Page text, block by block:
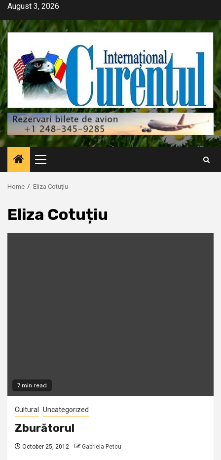
Skip
content
August 3, 2026
Primary
Menu
Home Eliza Cotuțiu
Eliza Cotuțiu
7 min read
Cultural Uncategorized
Zburătorul
October 25, 2012 Gabriela Petcu